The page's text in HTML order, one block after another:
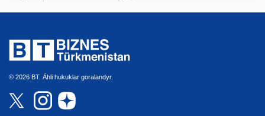
© 2026 BT. Ähli hukuklar goralandyr.